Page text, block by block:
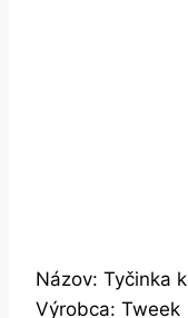
Názov: Tyčinka
Výrobca: Tweek